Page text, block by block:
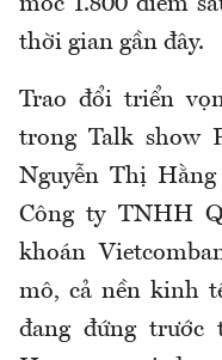
thời gian gần đây.
Trao đổi triển
trong Talk show
Nguyễn Thị
Công ty TNHH
khoán
mô, cả nền kinh
đang đứng